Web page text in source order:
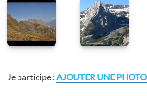
Je participe :AJOUTER UNE PHOTO